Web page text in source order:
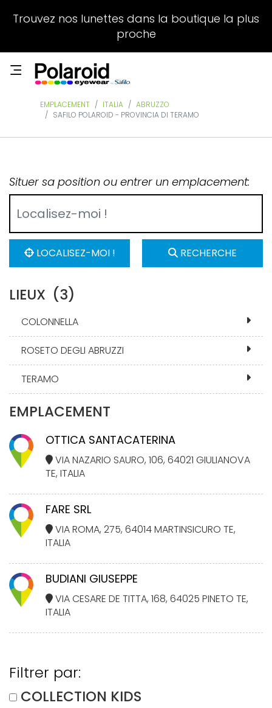
Trouvez nos lunettes dans la boutique la plus
proche
EMPLACEMENT ITALIA
ABRUZZO
SAFILO POLAROID - PROVINCIA DI TERAMO
Situer sa position ou entrer un emplacement:
LOCALISEZ-MOI ! RECHERCHE
LIEUX (3)
COLONNELLA
ROSETO DEGLI ABRUZZI
TERAMO
EMPLACEMENT
OTTICA SANTACATERINA
VIA NAZARIO SAURO, 106, 64021 GIULIANOVA
TE, ITALIA
FARE SRL
VIA ROMA, 275, 64014 MARTINSICURO TE,
ITALIA
BUDIANI GIUSEPPE
VIA CESARE DE TITTA, 168, 64025 PINETO TE,
ITALIA
Filtrer par:
COLLECTION KIDS